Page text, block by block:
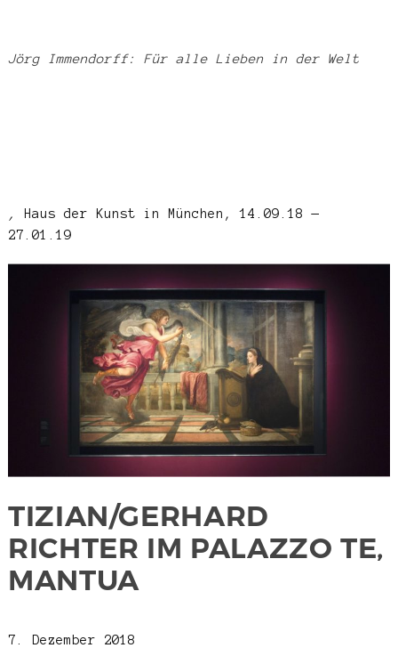
Jörg Immendorff: Für alle Lieben in der Welt
,
Haus der Kunst in München, 14.09.18 —
27.01.19
TIZIAN/GERHARD
RICHTER IM PALAZZO TE,
MANTUA
7. Dezember 2018